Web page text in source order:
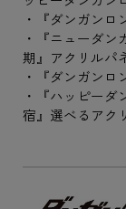
・『ダンガンロ
・『ニューダ
期』アクリルパ
・『ダンガン
・『ハッピー
宿』選べるアク